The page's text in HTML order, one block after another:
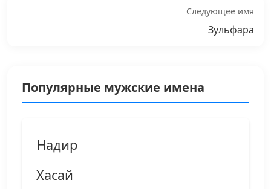
Следующее имя
Зульфара
Популярные мужские имена
Надир
Хасай